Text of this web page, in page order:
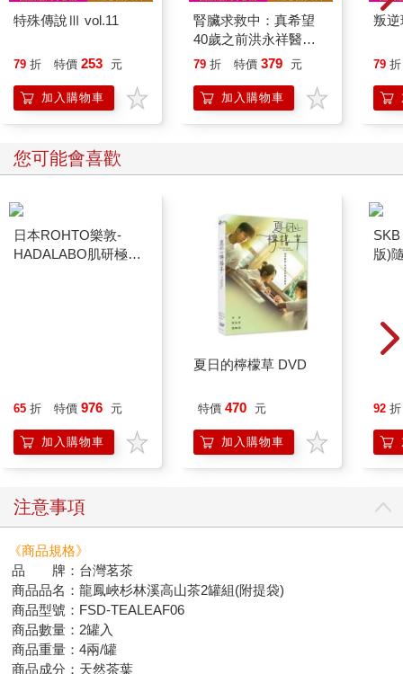
特殊傳說Ⅲ vol.11
79 折 特價 253 元
加入購物車
腎臟求救中：真希望
40歲之前洪永祥醫師
就告訴我這些事
79 折 特價 379 元
加入購物車
叛逆
79 折
您可能會喜歡
日本ROHTO樂敦-
HADALABO肌研極潤
65 折 特價 976 元
加入購物車
夏日的檸檬草 DVD
特價 470 元
加入購物車
版)
92 折
注意事項
《商品規格》
品 牌：台灣茗茶
商品品名：龍鳳峽杉林溪高山茶2罐組(附提袋)
商品型號：FSD-TEALEAF06
商品數量：2罐入
商品重量：4兩/罐
商品成分：天然茶葉